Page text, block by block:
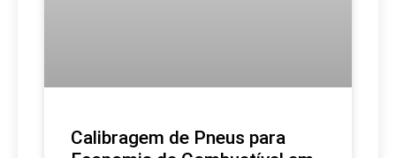
Calibragem de Pneus para